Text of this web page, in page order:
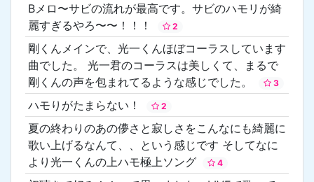
Bメロ〜サビの流れが最高です。サビのハモリが綺
麗すぎるやろ〜〜！！！
2
剛くんメインで、光一くんほぼコーラスしています
曲でした。 光一君のコーラスは美しくて、まるで
剛くんの声を包まれてるような感じでした。
3
ハモりがたまらない！ 2
夏の終わりのあの儚さと寂しさをこんなにも綺麗に
歌い上げるなんて、、という感じです そしてなに
より光一くんの上ハモ極上ソング
4